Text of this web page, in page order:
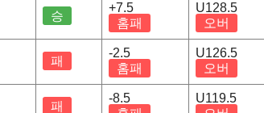
승
+7.5
홈패
U128.5
오버
패
-2.5
홈패
U126.5
오버
패
-8.5
U119.5